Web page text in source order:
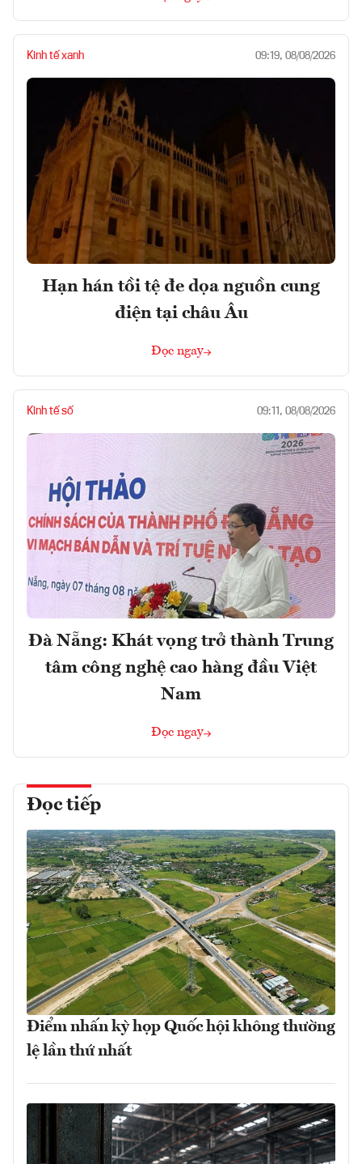
Kinh tế xanh 09:19, 08/08/2026
Hạn hán tồi tệ đe dọa nguồn cung
điện tại châu Âu
Đọc ngay
Kinh tế số 09:11, 08/08/2026
Đà Nẵng: Khát vọng trở thành Trung
tâm công nghệ cao hàng đầu Việt
Nam
Đọc ngay
Đọc tiếp
Điểm nhấn kỳ họp Quốc hội không thường
lệ lần thứ nhất